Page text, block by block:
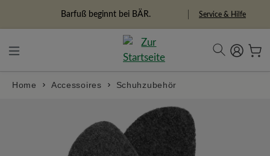
Freiheitspioniere Service & Hilfe
Home Accessoires Schuhzubehör